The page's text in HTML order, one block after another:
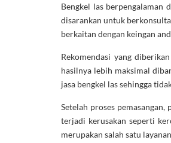
Bengkel las berpengalaman
disarankan untuk
berkaitan dengan keingan
Rekomendasi yang
hasilnya lebih maksimal
jasa bengkel las sehingga
Setelah proses
terjadi kerusakan seperti
merupakan salah satu